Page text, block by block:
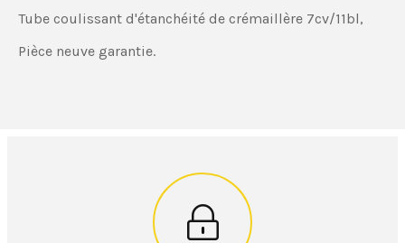
Tube coulissant d'étanchéité de crémaillère 7cv/11bl,
Pièce neuve garantie.